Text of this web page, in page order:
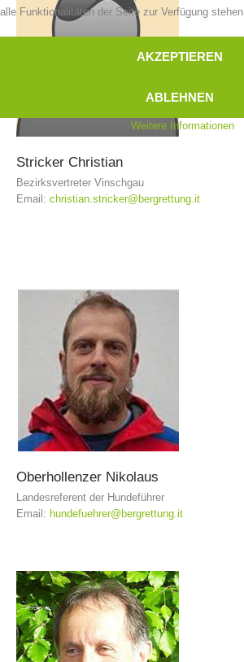
Aktuell
Stricker Christian
Bezirksvertreter Vinschgau
Email: christian.stricker@bergrettung.it
Oberhollenzer Nikolaus
Landesreferent der Hundeführer
Email: hundefuehrer@bergrettung.it
alle Funktionalitäten der Seite zur Verfügung stehen.
AKZEPTIEREN
ABLEHNEN
Weitere Informationen